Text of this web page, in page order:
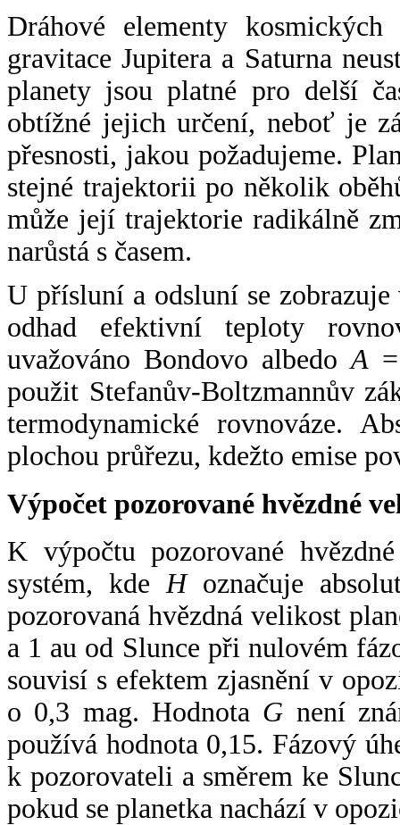
Dráhové elementy
gravitace Jupitera a Saturna
planety jsou platné pro delší
obtížné jejich určení, neboť je
přesnosti, jakou požadujeme.
stejné trajektorii po několik
může její trajektorie radikálně
narůstá s časem.
U přísluní a odsluní se
odhad efektivní teploty
uvažováno Bondovo albedoA
použit Stefanův-Boltzmannův
termodynamické rovnováze.
plochou průřezu, kdežto emise
Výpočet pozorované hvězdné
K výpočtu pozorované
systém, kde Hoznačuje
pozorovaná hvězdná velikost
a 1 au od Slunce při nulovém
souvisí s efektem zjasnění v
o 0,3 mag. Hodnota G není
používá hodnota 0,15. Fázový
k pozorovateli a směrem ke
pokud se planetka nachází v